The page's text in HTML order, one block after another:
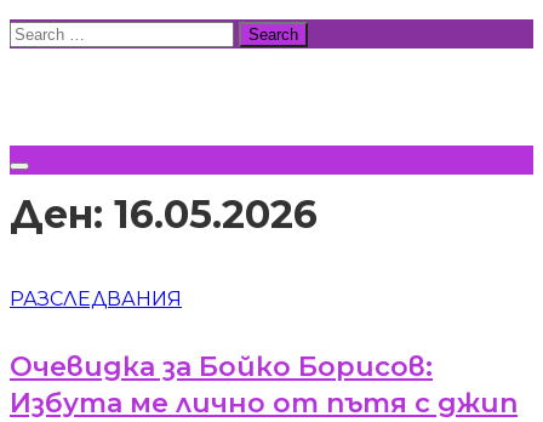
Skip
Search
Ден: 16.05.2026
РАЗСЛЕДВАНИЯ
Очевидка за Бойко Борисов:
Избута ме лично от пътя с джип